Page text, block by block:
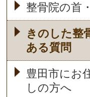
整骨院の首
きのした整
ある質問
豊田市にお
しの方へ